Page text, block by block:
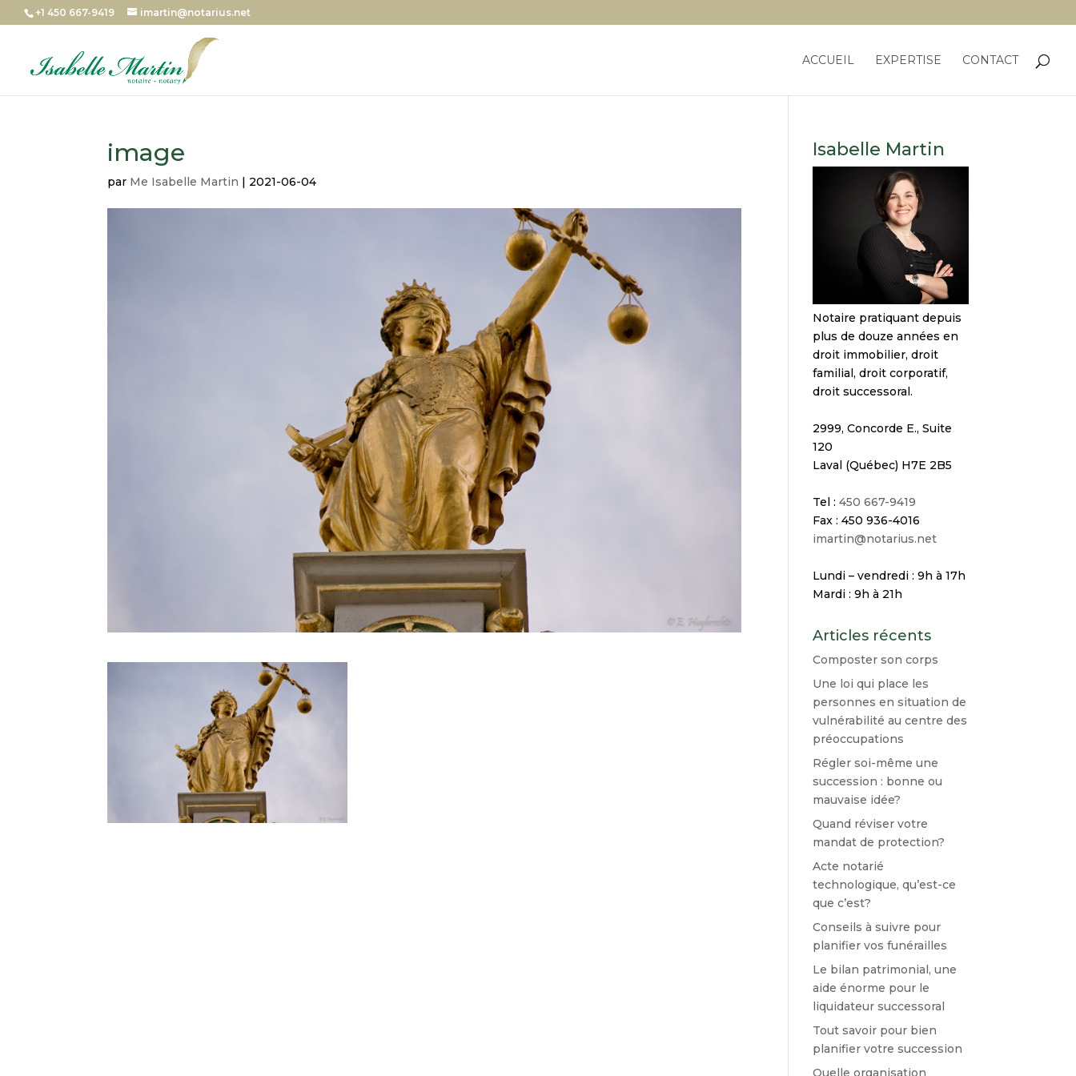
+1 450 667-9419 imartin@notarius.net
ACCUEIL EXPERTISE CONTACT
image
par Me Isabelle Martin | 2021-06-04
Isabelle Martin
Notaire pratiquant depuis
plus de douze années en
droit immobilier, droit
familial, droit corporatif,
droit successoral.
2999, Concorde E., Suite
120
Laval (Québec) H7E 2B5
Tel :450 667-9419
Fax : 450 936-4016
imartin@notarius.net
Lundi – vendredi : 9h à 17h
Mardi : 9h à 21h
Articles récents
Composter son corps
Une loi qui place les
personnes en situation de
vulnérabilité au centre des
préoccupations
Régler soi-même une
succession : bonne ou
mauvaise idée?
Quand réviser votre
mandat de protection?
Acte notarié
technologique, qu’est-ce
que c’est?
Conseils à suivre pour
planifier vos funérailles
Le bilan patrimonial, une
aide énorme pour le
liquidateur successoral
Tout savoir pour bien
planifier votre succession
Quelle organisation